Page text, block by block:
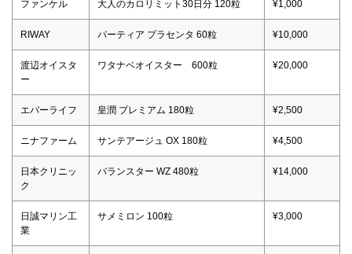
ファンケル 大人のカロリミット30日分 120粒 ¥1,000
RIWAY パーティア プラセンタ 60粒 ¥10,000
渡辺オイスタ
ー
ワタナベオイスター 600粒 ¥20,000
エバーライフ 皇潤 プレミアム 180粒 ¥2,500
ニナファーム サンテアージュ OX 180粒 ¥4,500
日本クリニッ
ク
バランスター WZ 480粒 ¥14,000
日誠マリン工
業
サメミロン 100粒 ¥3,000